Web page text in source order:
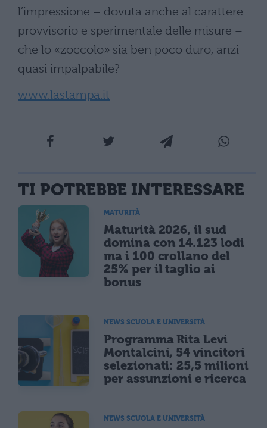
l’impressione – dovuta anche al carattere
provvisorio e sperimentale delle misure –
che lo «zoccolo» sia ben poco duro, anzi
quasi impalpabile?
www.lastampa.it
TI POTREBBE INTERESSARE
MATURITÀ
Maturità 2026, il sud
domina con 14.123 lodi
ma i 100 crollano del
25% per il taglio ai
bonus
NEWS SCUOLA E UNIVERSITÀ
Programma Rita Levi
Montalcini, 54 vincitori
selezionati: 25,5 milioni
per assunzioni e ricerca
NEWS SCUOLA E UNIVERSITÀ